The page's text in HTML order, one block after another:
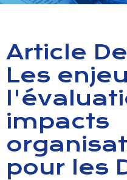
Article
Les
impacts
pour les